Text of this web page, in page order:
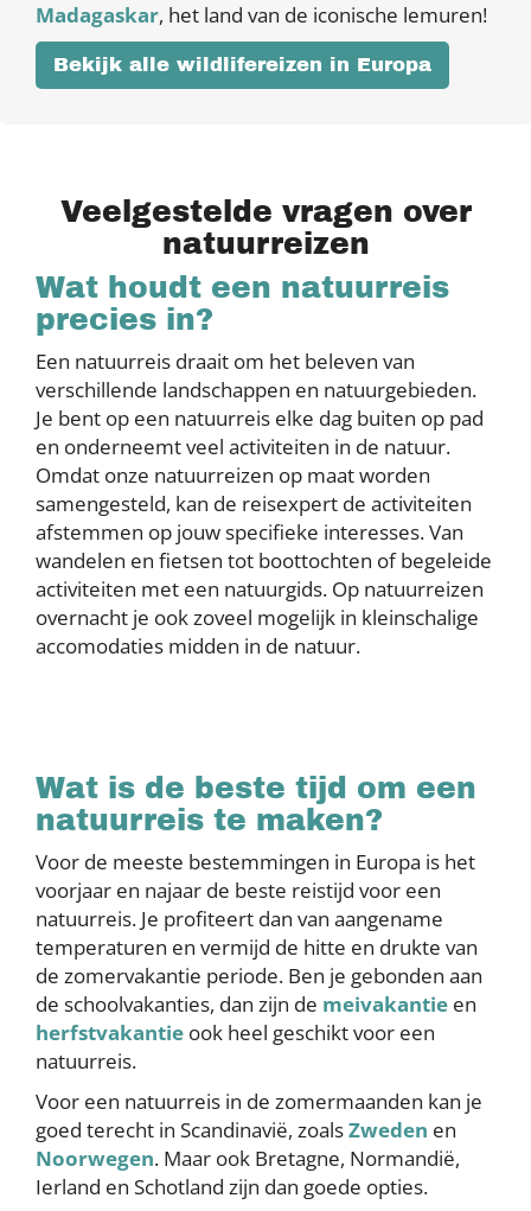
Madagaskar, het land van de iconische lemuren!
Bekijk alle wildlifereizen in Europa
Veelgestelde vragen over
natuurreizen
Wat houdt een natuurreis
precies in?
Een natuurreis draait om het beleven van
verschillende landschappen en natuurgebieden.
Je bent op een natuurreis elke dag buiten op pad
en onderneemt veel activiteiten in de natuur.
Omdat onze natuurreizen op maat worden
samengesteld, kan de reisexpert de activiteiten
afstemmen op jouw specifieke interesses. Van
wandelen en fietsen tot boottochten of begeleide
activiteiten met een natuurgids. Op natuurreizen
overnacht je ook zoveel mogelijk in kleinschalige
accomodaties midden in de natuur.
Wat is de beste tijd om een
natuurreis te maken?
Voor de meeste bestemmingen in Europa is het
voorjaar en najaar de beste reistijd voor een
natuurreis. Je profiteert dan van aangename
temperaturen en vermijd de hitte en drukte van
de zomervakantie periode. Ben je gebonden aan
de schoolvakanties, dan zijn de meivakantie en
herfstvakantie ook heel geschikt voor een
natuurreis.
Voor een natuurreis in de zomermaanden kan je
goed terecht in Scandinavië, zoalsZweden en
Noorwegen. Maar ook Bretagne, Normandië,
Ierland en Schotland zijn dan goede opties.